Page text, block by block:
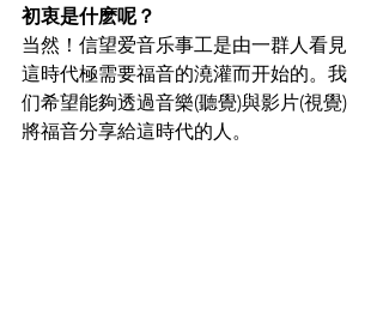
初衷是什麽呢？
当然！信望爱音乐事工是由一群人看見
這時代極需要福音的澆灌而开始的。我
们希望能夠透過音樂(聽覺)與影片(視覺)
將福音分享給這時代的人。